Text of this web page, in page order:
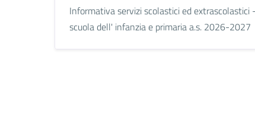
Informativa servizi scolastici ed extrascolastici -
scuola dell' infanzia e primaria a.s. 2026-2027